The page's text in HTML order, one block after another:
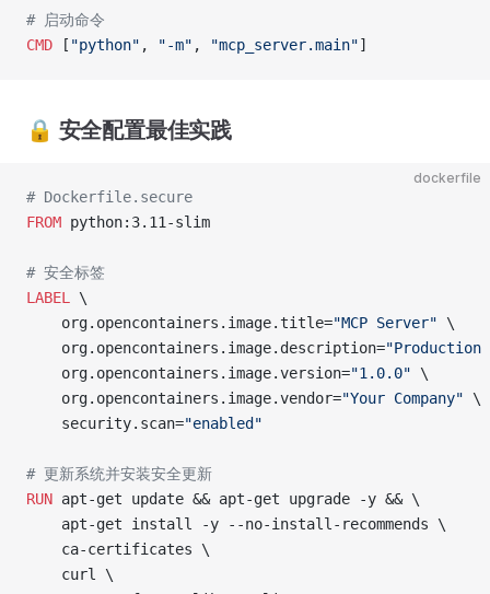
# 启动命令
CMD [ "python" , "-m" , "mcp_server.main"]
🔒 安全配置最佳实践
dockerfile
# Dockerfile.secure
FROM python:3.11-slim
# 安全标签
LABEL
\
    org.opencontainers.image.title=
"MCP Server" \
    org.opencontainers.image.description=
"Production
    org.opencontainers.image.version=
"1.0.0" \
    org.opencontainers.image.vendor=
"Your Company" \
    security.scan=
"enabled"
# 更新系统并安装安全更新
RUN apt-get update && apt-get upgrade -y && \
    apt-get install -y --no-install-recommends \
    ca-certificates \
    curl \